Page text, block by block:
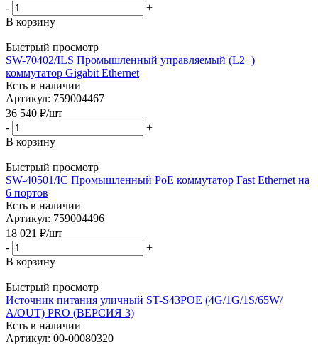
-
+
В корзину
Быстрый просмотр
SW-70402/ILS Промышленный управляемый (L2+)
коммутатор Gigabit Ethernet
Есть в наличии
Артикул: 759004467
36 540 ₽/шт
-
+
В корзину
Быстрый просмотр
SW-40501/IC Промышленный PoE коммутатор Fast Ethernet на
6 портов
Есть в наличии
Артикул: 759004496
18 021 ₽/шт
-
+
В корзину
Быстрый просмотр
Источник питания уличный ST-S43POE (4G/1G/1S/65W/
А/OUT) PRO (ВЕРСИЯ 3)
Есть в наличии
Артикул: 00-00080320